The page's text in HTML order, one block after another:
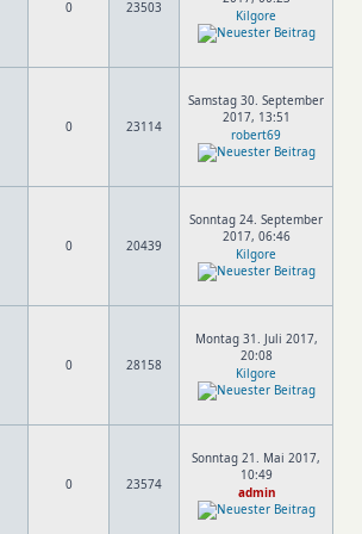
0 23503
Kilgore
0 23114
Samstag 30. September
2017, 13:51
robert69
0 20439
Sonntag 24. September
2017, 06:46
Kilgore
0 28158
Montag 31. Juli 2017,
20:08
Kilgore
0 23574
Sonntag 21. Mai 2017,
10:49
admin